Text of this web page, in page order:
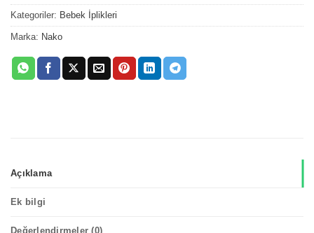
Kategoriler: Bebek İplikleri
Marka: Nako
Açıklama
Ek bilgi
Değerlendirmeler (0)